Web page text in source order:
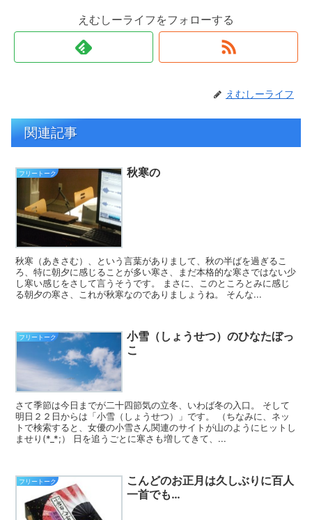
えむしーライフをフォローする
えむしーライフ
関連記事
フリートーク 秋寒の
秋寒（あきさむ）、という言葉がありまして、秋の半ばを過ぎるこ
ろ、特に朝夕に感じることが多い寒さ、まだ本格的な寒さではない少
し寒い感じをさして言うそうです。 まさに、このところとみに感じ
る朝夕の寒さ、これが秋寒なのでありましょうね。 そんな...
フリートーク
小雪（しょうせつ）のひなたぼっ
こ
さて季節は今日までが二十四節気の立冬、いわば冬の入口。 そして
明日２２日からは「小雪（しょうせつ）」です。 （ちなみに、ネッ
トで検索すると、女優の小雪さん関連のサイトが山のようにヒットし
ませり(*_*;） 日を追うごとに寒さも増してきて、...
フリートーク
こんどのお正月は久しぶりに百人
一首でも…